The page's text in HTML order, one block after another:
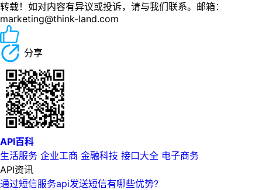
转载！如对内容有异议或投诉，请与我们联系。邮箱：
marketing@think-land.com
分享
API百科
生活服务 企业工商 金融科技 接口大全 电子商务
API资讯
通过短信服务api发送短信有哪些优势?